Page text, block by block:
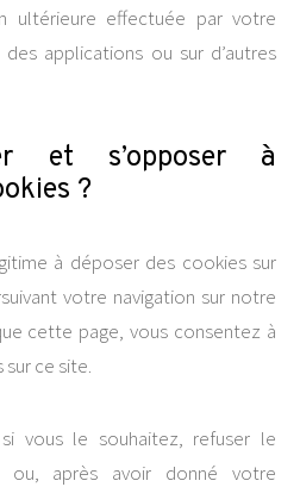
ultérieure effectuée par votre
applications ou sur d’autres
et s’opposer à
?
à déposer des cookies sur
votre navigation sur notre
cette page, vous consentez à
ce site.
vous le souhaitez, refuser le
ou, après avoir donné votre